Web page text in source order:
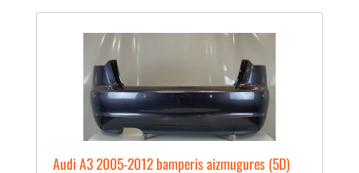
Audi A3 2005-2012 bamperis aizmugures (5D)